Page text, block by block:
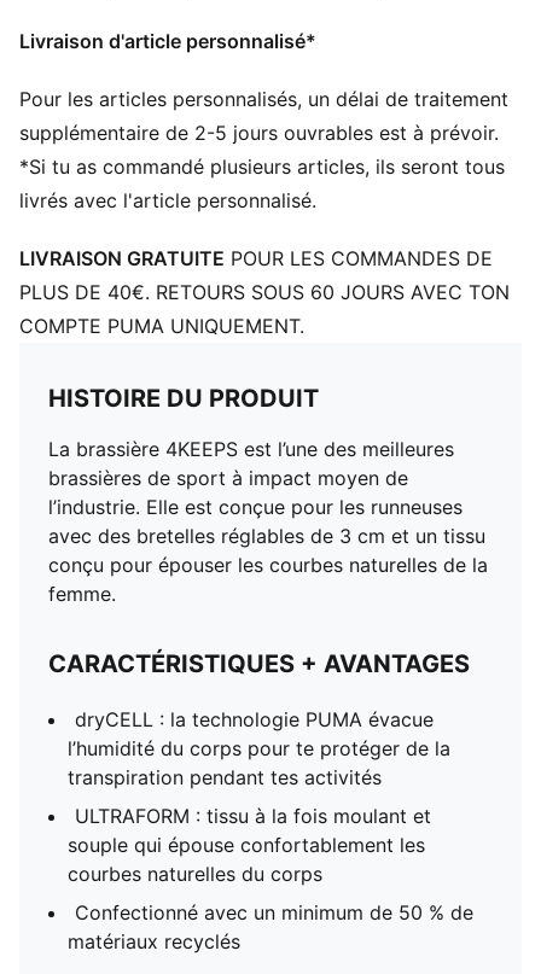
performance polyvalente
Doublure interne respirante pour une meilleure
polyvalence
Longueur normale
Livraison d'article personnalisé*
Pour les articles personnalisés, un délai de traitement
supplémentaire de 2-5 jours ouvrables est à prévoir.
*Si tu as commandé plusieurs articles, ils seront tous
livrés avec l'article personnalisé.
LIVRAISON GRATUITE POUR LES COMMANDES DE
PLUS DE 40€. RETOURS SOUS 60 JOURS AVEC TON
COMPTE PUMA UNIQUEMENT.
HISTOIRE DU PRODUIT
La brassière 4KEEPS est l’une des meilleures
brassières de sport à impact moyen de
l’industrie. Elle est conçue pour les runneuses
avec des bretelles réglables de 3 cm et un tissu
conçu pour épouser les courbes naturelles de la
femme.
CARACTÉRISTIQUES + AVANTAGES
dryCELL : la technologie PUMA évacue
l’humidité du corps pour te protéger de la
transpiration pendant tes activités
ULTRAFORM : tissu à la fois moulant et
souple qui épouse confortablement les
courbes naturelles du corps
Confectionné avec un minimum de 50 % de
matériaux recyclés